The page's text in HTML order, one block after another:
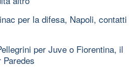
per la difesa, Napoli, contatti
per Juve o Fiorentina, il